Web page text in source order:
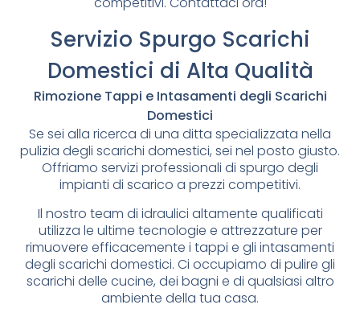
Servizio Spurgo Scarichi
Domestici di Alta Qualità
Rimozione Tappi e Intasamenti degli Scarichi
Domestici
Se sei alla ricerca di una ditta specializzata nella
pulizia degli scarichi domestici, sei nel posto giusto.
Offriamo servizi professionali di spurgo degli
impianti di scarico a prezzi competitivi.
Il nostro team di idraulici altamente qualificati
utilizza le ultime tecnologie e attrezzature per
rimuovere efficacemente i tappi e gli intasamenti
degli scarichi domestici. Ci occupiamo di pulire gli
scarichi delle cucine, dei bagni e di qualsiasi altro
ambiente della tua casa.